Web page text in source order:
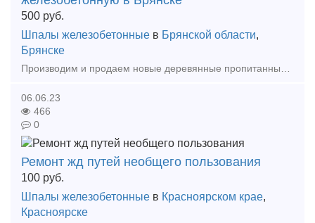
500 руб.
Шпалы железобетонные в Брянской области,
Брянске
Производим и продаем новые деревянные пропитанные шпалы тип 1 и 2, также брус для стрелочных переводов, полушпалы пропитанные для подкрановых путей, флюгарочный, мостовой брус любых размеров.
06.06.23
466
0
Ремонт жд путей необщего пользования
100 руб.
Шпалы железобетонные в Красноярском крае,
Красноярске